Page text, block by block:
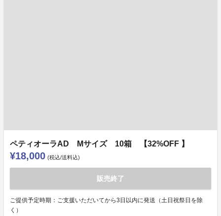
ペティオーラAD Mサイズ 10箱 【32%OFF 】
¥18,000 (税込/送料込)
販売終了
ご提供予定時期：ご支援いただいてから3日以内に発送（土日祝祭日を除
く）